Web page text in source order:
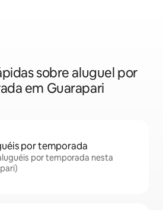
sobre aluguel por
em Guarapari
por temporada
por temporada nesta